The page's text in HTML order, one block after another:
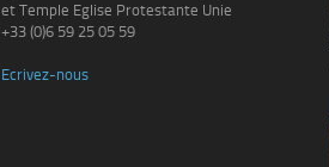
et Temple Eglise Protestante Unie
+33 (0)6 59 25 05 59
Ecrivez-nous